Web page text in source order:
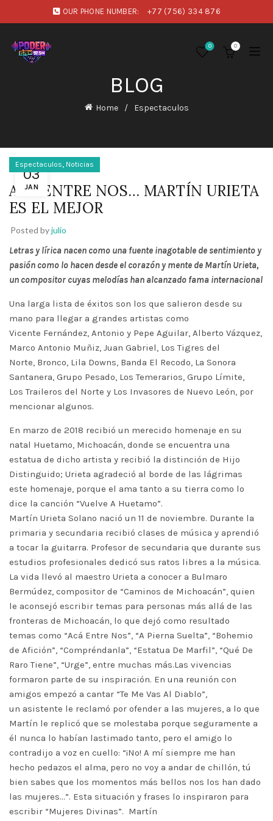
OUR PHONE NUMBER: +77 (756) 334 876
0 0
BLOG
Home Espectaculos
03
JAN
Espectaculos, Noticias
ACÁ ENTRE NOS… MARTÍN URIETA
ES EL MEJOR
Posted byjulio
Letras y lírica nacen como una fuente inagotable de sentimiento y
pasión como lo hacen desde el corazón y mente de Martín Urieta,
un compositor cuyas melodías han alcanzado fama internacional
Una larga lista de éxitos son los que salieron desde su
mano para llegar a grandes artistas como
Vicente Fernández, Antonio y Pepe Aguilar, Alberto Vázquez,
Marco Antonio Muñiz, Juan Gabriel, Los Tigres del
Norte, Bronco, Lila Downs, Banda El Recodo, La Sonora
Santanera, Grupo Pesado, Los Temerarios, Grupo Límite,
Los Traileros del Norte y Los Invasores de Nuevo León, por
mencionar algunos.
En marzo de 2018 recibió un merecido homenaje en su
natal Huetamo, Michoacán, donde se encuentra una
estatua de dicho artista y recibió la distinción de Hijo
Distinguido; Urieta agradeció al borde de las lágrimas
este homenaje, porque el ama tanto a su tierra como lo
dice la canción “Vuelve A Huetamo”.
Martín Urieta Solano nació un 11 de noviembre. Durante la
primaria y secundaria recibió clases de música y aprendió
a tocar la guitarra. Profesor de secundaria que durante sus
estudios profesionales dedicó sus ratos libres a la música.
La vida llevó al maestro Urieta a conocer a Bulmaro
Bermúdez, compositor de “Caminos de Michoacán”, quien
le aconsejó escribir temas para personas más allá de las
fronteras de Michoacán, lo que dejó como resultado
temas como “Acá Entre Nos”, “A Pierna Suelta”, “Bohemio
de Afición”, “Compréndanla”, “Estatua De Marfil”, “Qué De
Raro Tiene”, “Urge”, entre muchas más.Las vivencias
formaron parte de su inspiración. En una reunión con
amigos empezó a cantar “Te Me Vas Al Diablo”,
un asistente le reclamó por ofender a las mujeres, a lo que
Martín le replicó que se molestaba porque seguramente a
él nunca lo habían lastimado tanto, pero el amigo lo
contradijo a voz en cuello: “¡No! A mí siempre me han
hecho pedazos el alma, pero no voy a andar de chillón, tú
bien sabes que los momentos más bellos nos los han dado
las mujeres…”. Esta situación y frases lo inspiraron para
escribir “Mujeres Divinas”. Martín